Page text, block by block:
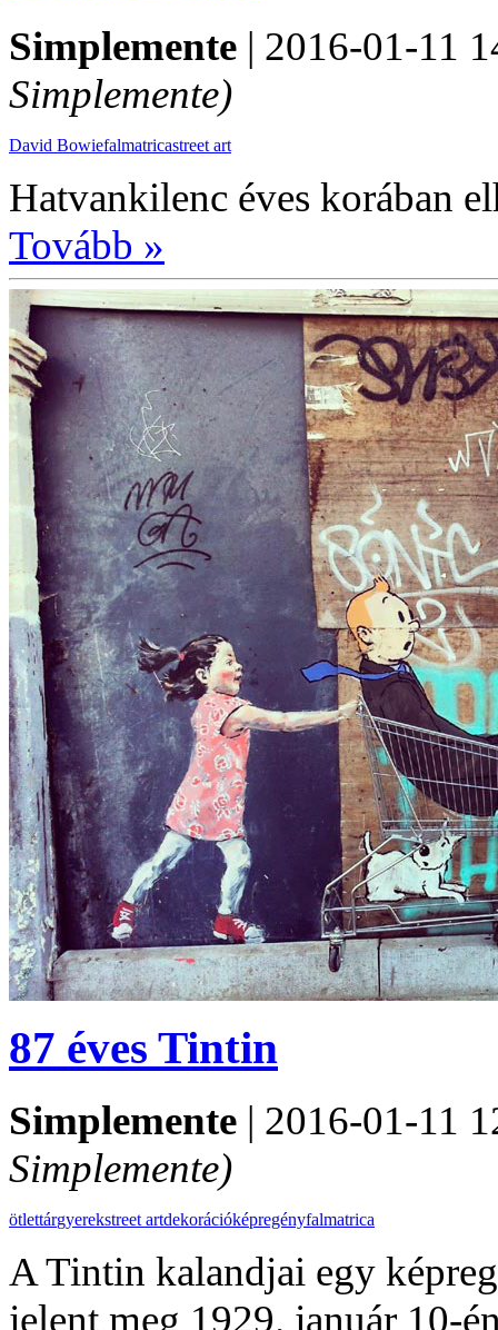
Simplemente | 2016-01-11
Simplemente)
David Bowiefalmatricastreet art
Hatvankilenc éves korában
Tovább »
87 éves Tintin
Simplemente | 2016-01-11
Simplemente)
ötlettárgyerekstreet artdekorációképregényfalmatrica
A Tintin kalandjai egy
jelent meg 1929. január 10-